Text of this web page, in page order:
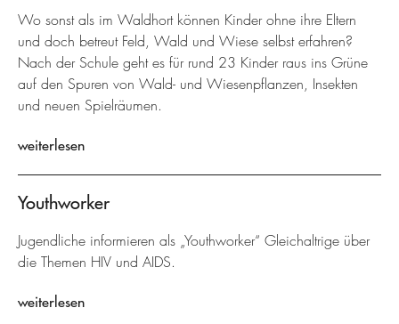
Wo sonst als im Waldhort können Kinder ohne ihre Eltern
und doch betreut Feld, Wald und Wiese selbst erfahren?
Nach der Schule geht es für rund 23 Kinder raus ins Grüne
auf den Spuren von Wald- und Wiesenpflanzen, Insekten
und neuen Spielräumen.
weiterlesen
Youthworker
Jugendliche informieren als „Youthworker“ Gleichaltrige über
die Themen HIV und AIDS.
weiterlesen